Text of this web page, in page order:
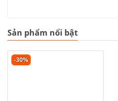
Sản phẩm nổi bật
-30%